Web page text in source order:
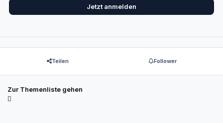
Jetzt anmelden
Teilen Follower
Zur Themenliste gehen